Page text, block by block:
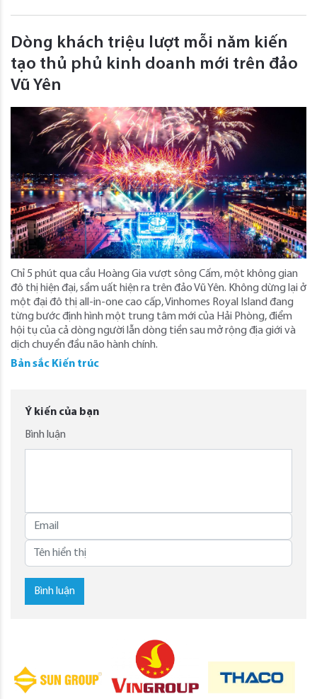
Dòng khách triệu lượt mỗi năm kiến
tạo thủ phủ kinh doanh mới trên đảo
Vũ Yên
Chỉ 5 phút qua cầu Hoàng Gia vượt sông Cấm, một không gian
đô thị hiện đại, sầm uất hiện ra trên đảo Vũ Yên. Không dừng lại ở
một đại đô thị all-in-one cao cấp, Vinhomes Royal Island đang
từng bước định hình một trung tâm mới của Hải Phòng, điểm
hội tụ của cả dòng người lẫn dòng tiền sau mở rộng địa giới và
dịch chuyển đầu não hành chính.
Bản sắc Kiến trúc
Ý kiến của bạn
Bình luận
Bình luận